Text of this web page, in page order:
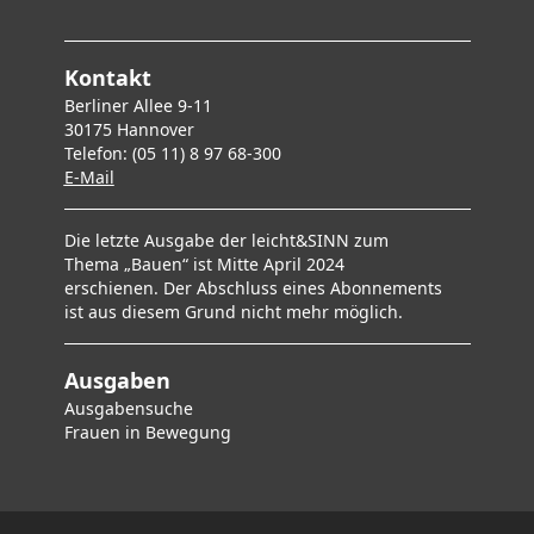
Kontakt
Berliner Allee 9-11
30175 Hannover
Telefon: (05 11) 8 97 68-300
E-Mail
Die letzte Ausgabe der leicht&SINN zum
Thema „Bauen“ ist Mitte April 2024
erschienen. Der Abschluss eines Abonnements
ist aus diesem Grund nicht mehr möglich.
Ausgaben
Ausgabensuche
Frauen in Bewegung